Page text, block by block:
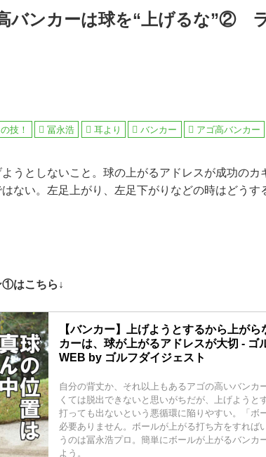
バンカーは球を“上げるな”②
技！ 冨永浩 耳より バンカー アゴ高バンカー
うとしないこと。球の上がるアドレスが成功のカ
ない。左足上がり、左足下がりなどの時はどうす
①はこちら↓
【バンカー】上げようとするから上が
カーは、球が上がるアドレスが大切 - ゴ
WEB by ゴルフダイジェスト
自分の背丈か、それ以上もあるアゴの高いバンカ
くては脱出できないと思いがちだが、上げようと
打っても出ないという悪循環に陥りやすい。「ボ
必要ありません。ボールが上がる打ち方をすれば
うのは冨永浩プロ。簡単にボールが上がるバンカ
よう。